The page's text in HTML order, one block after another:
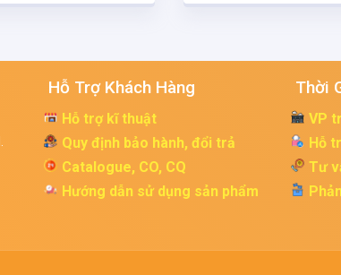
Hỗ Trợ Khách Hàng
Hỗ trợ kĩ thuật
Quy định bảo hành, đổi trả
Catalogue, CO, CQ
Hướng dẫn sử dụng sản phẩm
Thời
VP
Hỗ
Tư